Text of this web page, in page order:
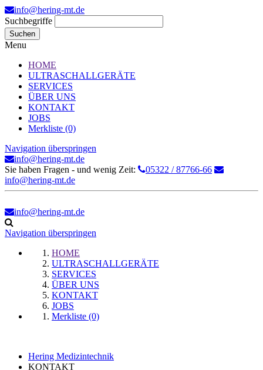
info@hering-mt.de
Suchbegriffe
Suchen
Menu
HOME
ULTRASCHALLGERÄTE
SERVICES
ÜBER UNS
KONTAKT
JOBS
Merkliste (0)
Navigation überspringen
info@hering-mt.de
Sie haben Fragen - und wenig Zeit:
05322 / 87766-66
info@hering-mt.de
info@hering-mt.de
Navigation überspringen
HOME
ULTRASCHALLGERÄTE
SERVICES
ÜBER UNS
KONTAKT
JOBS
Merkliste (0)
Hering Medizintechnik
KONTAKT